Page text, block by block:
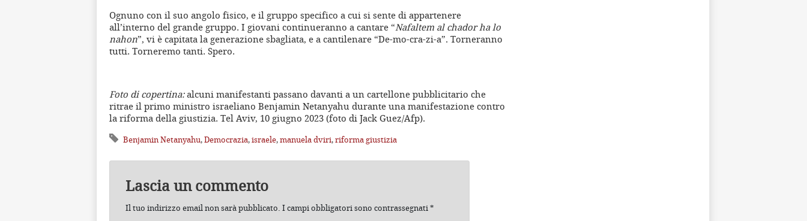
Ognuno con il suo angolo fisico, e il gruppo specifico a cui si sente di appartenere
all’interno del grande gruppo. I giovani continueranno a cantare “Nafaltem al chador ha lo
nahon”, vi è capitata la generazione sbagliata, e a cantilenare “De-mo-cra-zi-a”. Torneranno
tutti. Torneremo tanti. Spero.
Foto di copertina:alcuni manifestanti passano davanti a un cartellone pubblicitario che
ritrae il primo ministro israeliano Benjamin Netanyahu durante una manifestazione contro
la riforma della giustizia. Tel Aviv, 10 giugno 2023 (foto di Jack Guez/Afp).
Benjamin Netanyahu,Democrazia,israele,manuela dviri,riforma giustizia
Lascia un commento
Il tuo indirizzo email non sarà pubblicato. I campi obbligatori sono contrassegnati *